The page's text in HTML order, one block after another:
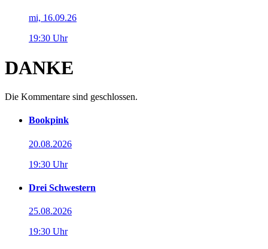
mi, 16.09.26
19:30 Uhr
DANKE
Die Kommentare sind geschlossen.
Bookpink
20.08.2026
19:30 Uhr
Drei Schwestern
25.08.2026
19:30 Uhr